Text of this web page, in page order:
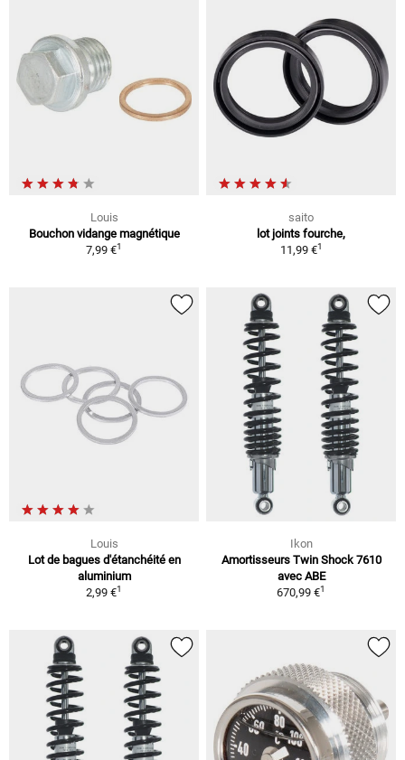
Louis
Bouchon vidange magnétique
7,99 €1
saito
lot joints fourche,
11,99 €1
Louis
Lot de bagues d'étanchéité en
aluminium
2,99 €1
Ikon
Amortisseurs Twin Shock 7610
avec ABE
670,99 €1